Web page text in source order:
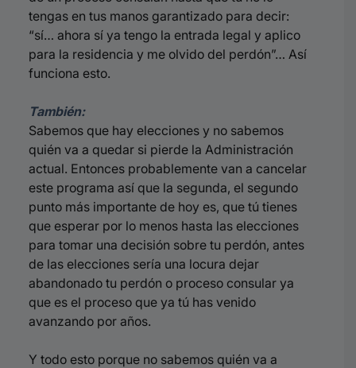
tengas en tus manos garantizado para decir:
“sí… ahora sí ya tengo la entrada legal y aplico
para la residencia y me olvido del perdón”… Así
funciona esto.
También:
Sabemos que hay elecciones y no sabemos
quién va a quedar si pierde la Administración
actual. Entonces probablemente van a cancelar
este programa así que la segunda, el segundo
punto más importante de hoy es, que tú tienes
que esperar por lo menos hasta las elecciones
para tomar una decisión sobre tu perdón, antes
de las elecciones sería una locura dejar
abandonado tu perdón o proceso consular ya
que es el proceso que ya tú has venido
avanzando por años.
Y todo esto porque no sabemos quién va a